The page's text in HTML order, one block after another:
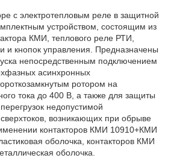
с электротепловым реле в защитной
устройством, состоящим из
КМИ, теплового реле РТИ,
и кнопок управления. Предназначены
непосредственным подключением
асинхронных
ротором на
тока до 400 В, а также для защиты
недопустимой
возникающих при обрыве
контакторов КМИ 10910+КМИ
оболочка, контакторов КМИ
оболочка.